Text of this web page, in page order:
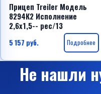
Прицеп Treiler Модель
8294К2 Исполнение
2,6х1,5-- рес/13
5 157 руб. Подробнее
Не нашли